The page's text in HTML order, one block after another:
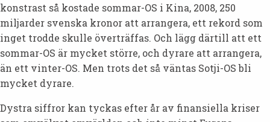
konstrast så kostade sommar-OS i Kina, 2008, 250
miljarder svenska kronor att arrangera, ett rekord som
inget trodde skulle överträffas. Och lägg därtill att ett
sommar-OS är mycket större, och dyrare att arrangera,
än ett vinter-OS. Men trots det så väntas Sotji-OS bli
mycket dyrare.
Dystra siffror kan tyckas efter år av finansiella kriser